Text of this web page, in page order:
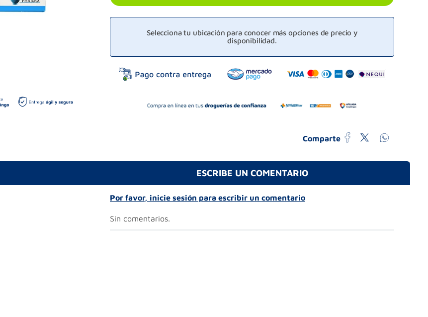
Selecciona tu ubicación para conocer más opciones de precio y
disponibilidad.
Comparte
ESCRIBE UN COMENTARIO
Por favor, inicie sesión para escribir un comentario
Sin comentarios.